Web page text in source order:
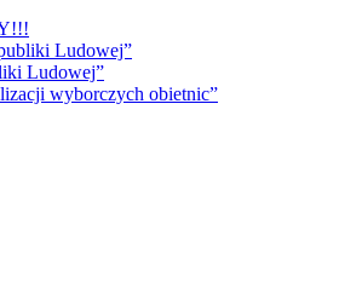
Ludowej”
Ludowej”
wyborczych obietnic”